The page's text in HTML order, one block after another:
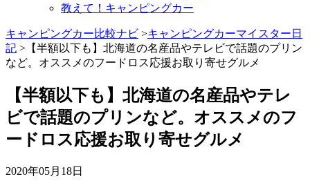
教えて！キャンピングカー
キャンピングカー比較ナビ >キャンピングカーマイスター日
記 >【半額以下も】北海道の名産品やテレビで話題のプリン
など。オススメのフードロス応援お取り寄せグルメ
【半額以下も】北海道の名産品やテレ
ビで話題のプリンなど。オススメのフ
ードロス応援お取り寄せグルメ
2020年05月18日